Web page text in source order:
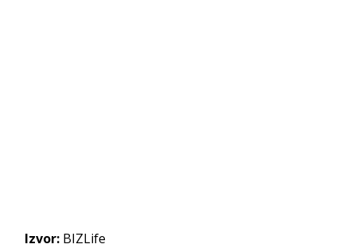
Izvor: BIZLife